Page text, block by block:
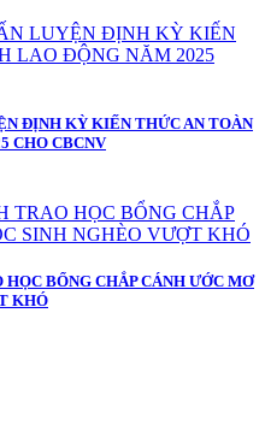
ĐỊNH KỲ KIẾN THỨC AN TOÀN
CHO CBCNV
BỔNG CHẮP CÁNH ƯỚC MƠ
KHÓ